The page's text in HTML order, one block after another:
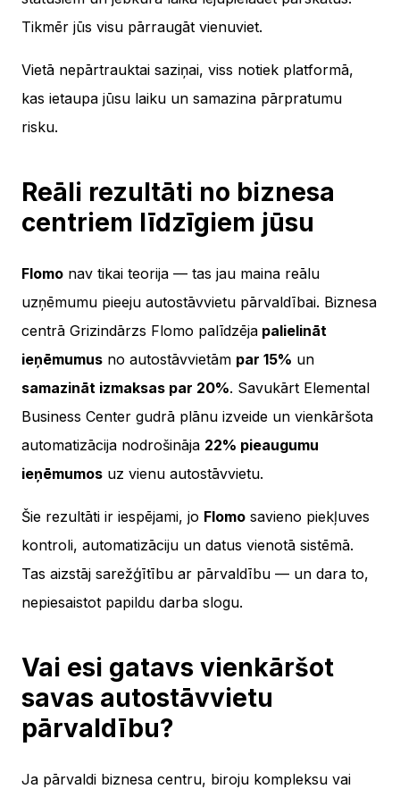
Tikmēr jūs visu pārraugāt vienuviet.
Vietā nepārtrauktai saziņai, viss notiek platformā,
kas ietaupa jūsu laiku un samazina pārpratumu
risku.
Reāli rezultāti no biznesa
centriem līdzīgiem jūsu
Flomo nav tikai teorija — tas jau maina reālu
uzņēmumu pieeju autostāvvietu pārvaldībai. Biznesa
centrā Grizindārzs Flomo palīdzēja palielināt
ieņēmumus no autostāvvietām par 15% un
samazināt izmaksas par 20%. Savukārt Elemental
Business Center gudrā plānu izveide un vienkāršota
automatizācija nodrošināja 22% pieaugumu
ieņēmumos uz vienu autostāvvietu.
Šie rezultāti ir iespējami, jo Flomo savieno piekļuves
kontroli, automatizāciju un datus vienotā sistēmā.
Tas aizstāj sarežģītību ar pārvaldību — un dara to,
nepiesaistot papildu darba slogu.
Vai esi gatavs vienkāršot
savas autostāvvietu
pārvaldību?
Ja pārvaldi biznesa centru, biroju kompleksu vai